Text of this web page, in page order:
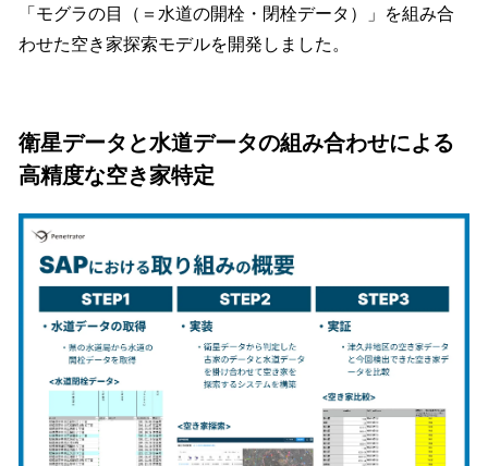
「モグラの目（＝水道の開栓・閉栓データ）」を組み合
わせた空き家探索モデルを開発しました。
衛星データと水道データの組み合わせによる
高精度な空き家特定